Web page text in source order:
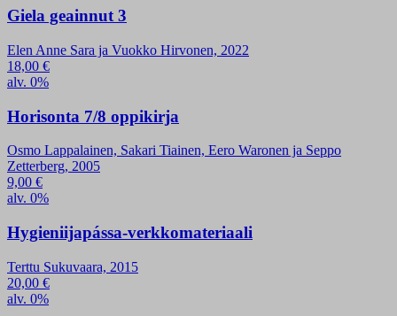
Giela geainnut 3
Elen Anne Sara ja Vuokko Hirvonen, 2022
18,00 €
alv. 0%
Horisonta 7/8 oppikirja
Osmo Lappalainen, Sakari Tiainen, Eero Waronen ja Seppo
Zetterberg, 2005
9,00 €
alv. 0%
Hygieniijapássa-verkkomateriaali
Terttu Sukuvaara, 2015
20,00 €
alv. 0%